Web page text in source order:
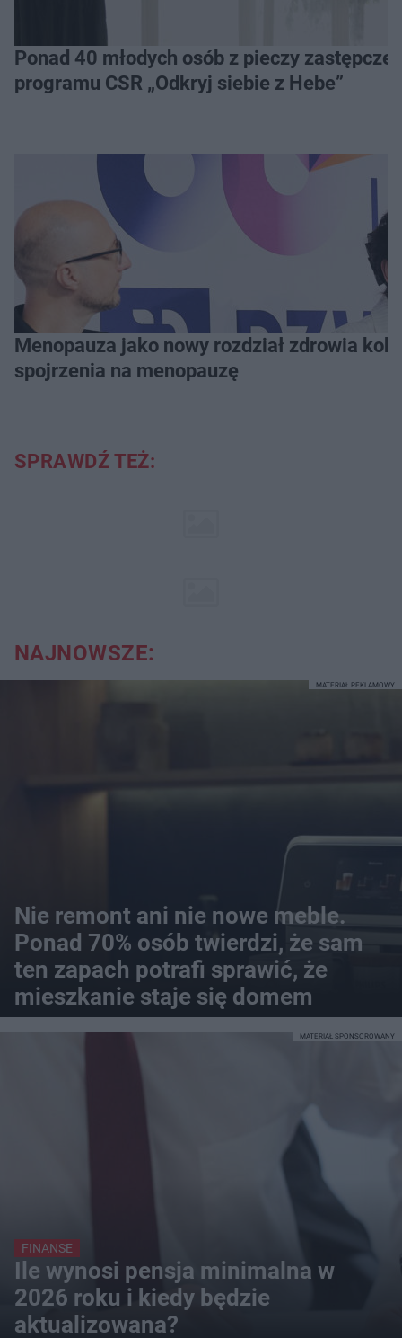
Ponad 40 młodych osób z pieczy
programu CSR „Odkryj siebie z Hebe”
Menopauza jako nowy rozdział zdrowia
spojrzenia na menopauzę
SPRAWDŹ TEŻ:
NAJNOWSZE:
Nie remont ani nie nowe meble.
Ponad 70% osób twierdzi, że sam
ten zapach potrafi sprawić, że
mieszkanie staje się domem
MATERIAŁ REKLAMOWY
FINANSE
Ile wynosi pensja minimalna w
2026 roku i kiedy będzie
aktualizowana?
MATERIAŁ SPONSOROWANY